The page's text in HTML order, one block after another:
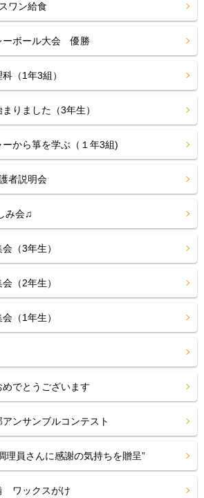
ワン給食
ーボール大会 優勝
（1年3組）
りました（3年生）
から箏を学ぶ（１年3組)
者説明会
み会♫
（3年生）
（2年生）
（1年生）
でとうございます
ンサンブルコンテスト
員さんに感謝の気持ちを贈呈”
ワックスがけ